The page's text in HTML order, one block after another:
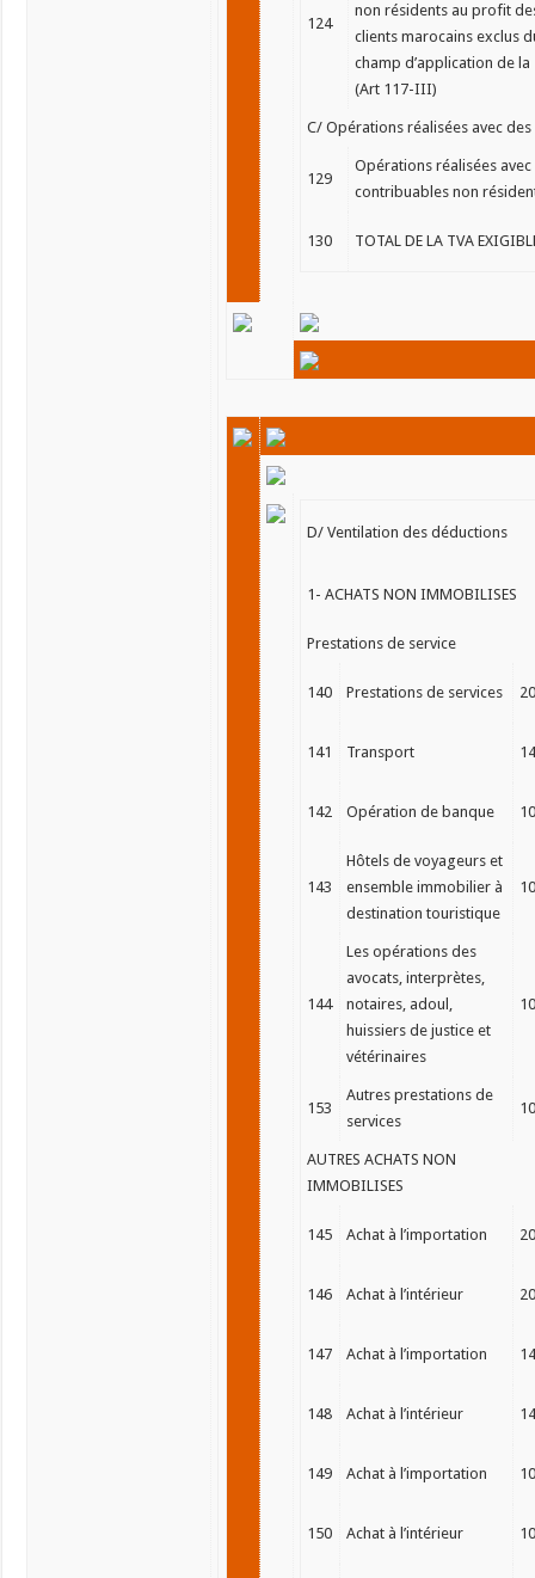
124
non résidents au profit
clients marocains exclus
champ d’application de la
(Art 117-III)
C/ Opérations réalisées avec
129
Opérations réalisées avec
contribuables non
130 TOTAL DE LA TVA
D/ Ventilation des déductions
1- ACHATS NON IMMOBILISES
Prestations de service
140 Prestations de services 20
141 Transport 14
142 Opération de banque 10
143
Hôtels de voyageurs et
ensemble immobilier à
destination touristique
10
144
Les opérations des
avocats, interprètes,
notaires, adoul,
huissiers de justice et
vétérinaires
10
153
Autres prestations de
services
10
AUTRES ACHATS NON
IMMOBILISES
145 Achat à l’importation 20
146 Achat à l’intérieur 20
147 Achat à l’importation 14
148 Achat à l’intérieur 14
149 Achat à l’importation 10
150 Achat à l’intérieur 10